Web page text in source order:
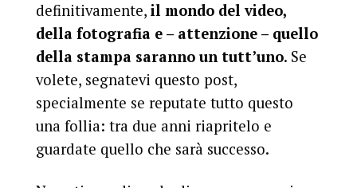
definitivamente, il mondo del video,
della fotografia e – attenzione – quello
della stampa saranno un tutt’uno. Se
volete, segnatevi questo post,
specialmente se reputate tutto questo
una follia: tra due anni riapritelo e
guardate quello che sarà successo.